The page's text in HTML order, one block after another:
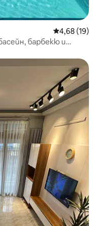
Средна
4,68 (19)
барбекю и